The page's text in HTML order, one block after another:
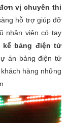
vị chuyên thi
hỗ trợ giúp đỡ
nhân viên có tay
kế bảng điện tử
án bảng điện tử
hàng những